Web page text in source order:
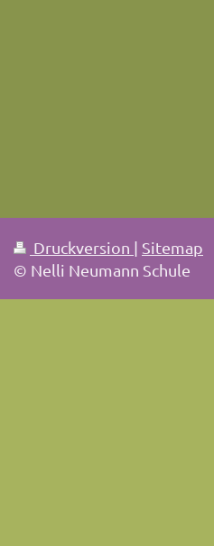
Druckversion | Sitemap
© Nelli Neumann Schule